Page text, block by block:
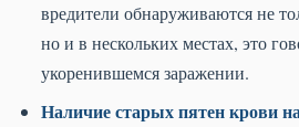
вредители обнаруживаются не
но и в нескольких местах, это
укоренившемся заражении.
Наличие старых пятен крови